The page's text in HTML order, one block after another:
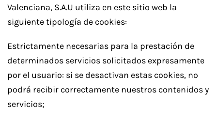
Valenciana, S.A.U utiliza en este sitio web la
siguiente tipología de cookies:
Estrictamente necesarias para la prestación de
determinados servicios solicitados expresamente
por el usuario: si se desactivan estas cookies, no
podrá recibir correctamente nuestros contenidos y
servicios;